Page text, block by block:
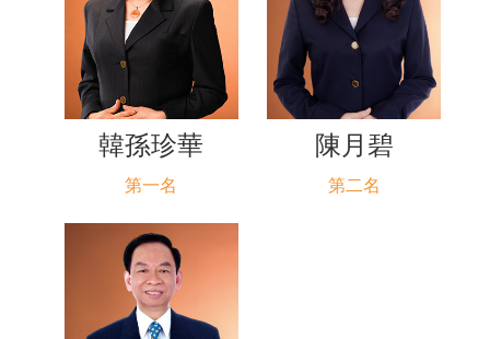
韓孫珍華
第一名
陳月碧
第二名